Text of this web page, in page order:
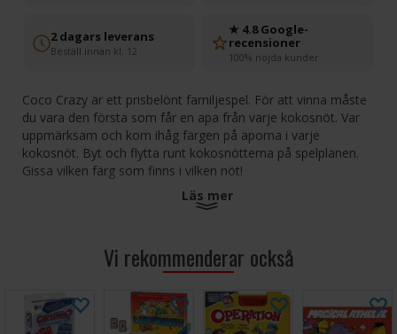
2 dagars leverans
Beställ innan kl. 12
★ 4.8 Google-
recensioner
100% nöjda kunder
Coco Crazy är ett prisbelönt familjespel. För att vinna måste
du vara den första som får en apa från varje kokosnöt. Var
uppmärksam och kom ihåg färgen på aporna i varje
kokosnöt. Byt och flytta runt kokosnötterna på spelplanen.
Gissa vilken färg som finns i vilken nöt!
Språk: Svenska
Läs mer
Vi rekommenderar också